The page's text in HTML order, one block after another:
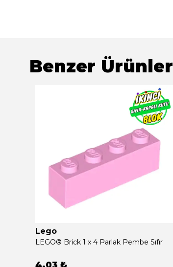
Benzer Ürünler
Lego
LEGO® Brick 1 x 4 Parlak Pembe Sıfır